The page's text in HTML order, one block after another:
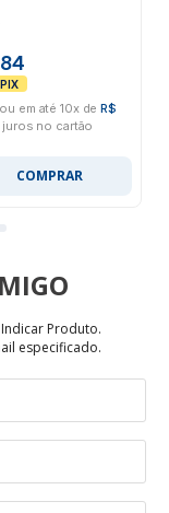
em até 10x deR$
juros no cartão
COMPRAR
Produto.
especificado.